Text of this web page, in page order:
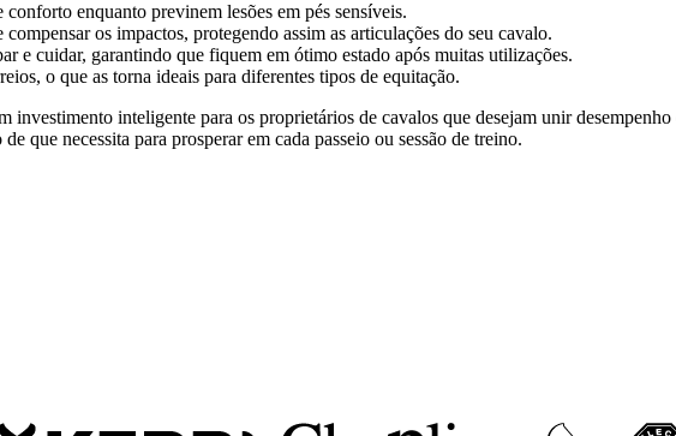
enquanto previnem lesões em pés sensíveis.
os impactos, protegendo assim as articulações do seu cavalo.
e cuidar, garantindo que fiquem em ótimo estado após muitas utilizações.
o que as torna ideais para diferentes tipos de equitação.
inteligente para os proprietários de cavalos que desejam unir
que necessita para prosperar em cada passeio ou sessão de treino.